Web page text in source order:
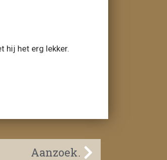
hij het erg lekker.
Aanzoek.